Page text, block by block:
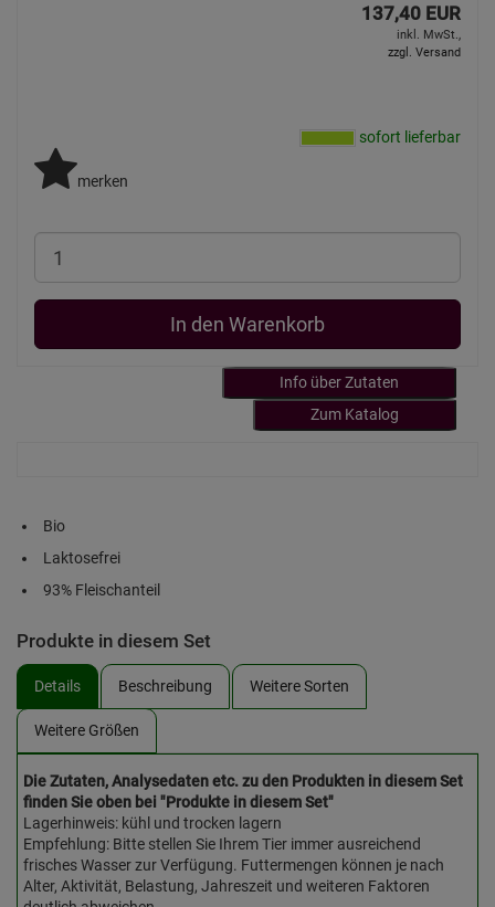
137,40 EUR
inkl. MwSt.,
zzgl. Versand
sofort lieferbar
merken
In den Warenkorb
Info über Zutaten
Zum Katalog
Bio
Laktosefrei
93% Fleischanteil
Produkte in diesem Set
Details Beschreibung Weitere Sorten
Weitere Größen
Die Zutaten, Analysedaten etc. zu den Produkten in diesem Set
finden Sie oben bei "Produkte in diesem Set"
Lagerhinweis: kühl und trocken lagern
Empfehlung: Bitte stellen Sie Ihrem Tier immer ausreichend
frisches Wasser zur Verfügung. Futtermengen können je nach
Alter, Aktivität, Belastung, Jahreszeit und weiteren Faktoren